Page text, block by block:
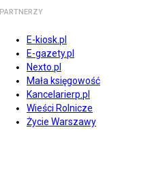
PARTNERZY
E-kiosk.pl
E-gazety.pl
Nexto.pl
Mała księgowość
Kancelarierp.pl
Wieści Rolnicze
Życie Warszawy